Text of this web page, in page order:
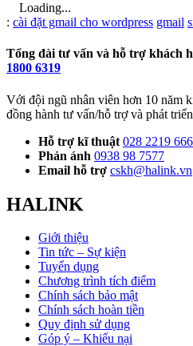
Loading...
Từ
: cài đặt gmail cho wordpress gmail
Tổng đài tư vấn và hỗ trợ khách
1800 6319
Với đội ngũ nhân viên hơn 10 năm
đồng hành tư vấn/hỗ trợ và phát
Hỗ trợ kĩ thuật 028 2219
Phản ánh 0938 98 7577
Email hỗ trợ cskh@halink.vn
HALINK
Giới thiệu
Tin tức – Sự kiện
Tuyển dụng
Chương trình tích điểm
Chính sách bảo mật
Chính sách hoàn tiền
Quy định sử dụng
Góp ý – Khiếu nại